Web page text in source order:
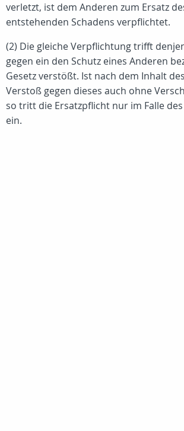
verletzt, ist dem Anderen zum Ersatz
entstehenden Schadens verpflichtet.
(2) Die gleiche Verpflichtung trifft
gegen ein den Schutz eines Anderen
Gesetz verstößt. Ist nach dem Inhalt
Verstoß gegen dieses auch ohne
so tritt die Ersatzpflicht nur im Falle
ein.